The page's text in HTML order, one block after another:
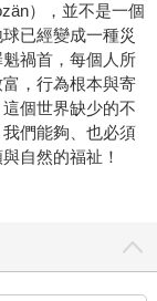
），並不是一個
已經變成一種災
禍首，每個人所
，行為根本與寄
個世界缺少的不
們能夠、也必須
自然的福祉！